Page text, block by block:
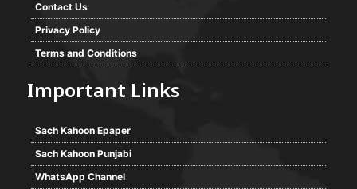
Contact Us
Privacy Policy
Terms and Conditions
Important Links
Sach Kahoon Epaper
Sach Kahoon Punjabi
WhatsApp Channel